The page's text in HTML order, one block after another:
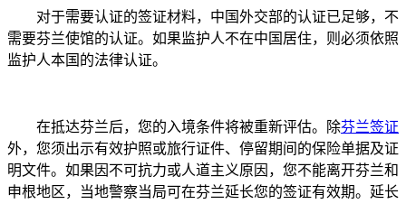
对于需要认证的签证材料，中国外交部的认证已足够，不
需要芬兰使馆的认证。如果监护人不在中国居住，则必须依照
监护人本国的法律认证。
在抵达芬兰后，您的入境条件将被重新评估。除芬兰签证
外，您须出示有效护照或旅行证件、停留期间的保险单据及证
明文件。如果因不可抗力或人道主义原因，您不能离开芬兰和
申根地区，当地警察当局可在芬兰延长您的签证有效期。延长